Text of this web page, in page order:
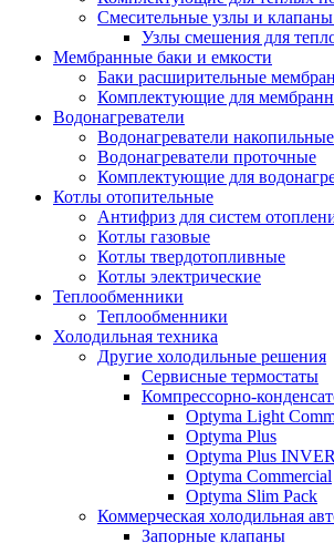
Смесительные узлы и
Узлы смешения для
Мембранные баки и емкости
Баки расширительные
Комплектующие для
Водонагреватели
Водонагреватели накопильные
Водонагреватели проточные
Комплектующие для
Котлы отопительные
Антифриз для систем
Котлы газовые
Котлы твердотопливные
Котлы электрические
Теплообменники
Теплообменники
Холодильная техника
Другие холодильные решения
Сервисные термостаты
Компрессорно-
Optyma Light
Optyma Plus
Optyma Plus
Optyma Commercial
Optyma Slim Pack
Коммерческая холодильная
Запорные клапаны